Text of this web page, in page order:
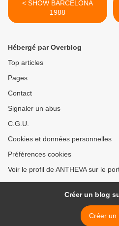
< SHOW BARCELONA
1988
Hébergé par Overblog
Top articles
Pages
Contact
Signaler un abus
C.G.U.
Cookies et données personnelles
Préférences cookies
Voir le profil de ANTHEVA sur le
Créer un blog
Créer un